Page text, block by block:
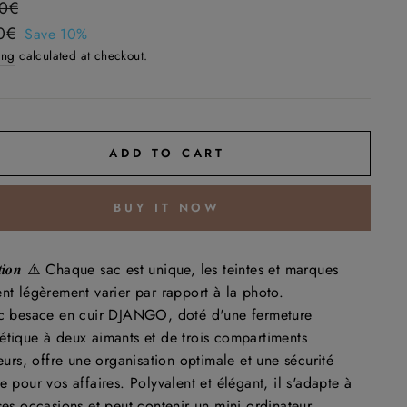
Save 10%
calculated at checkout.
ADD TO CART
BUY IT NOW
⚠️ Chaque sac est unique, les teintes et marques
légèrement varier par rapport à la photo.
besace en cuir DJANGO, doté d'une fermeture
à deux aimants et de trois compartiments
offre une organisation optimale et une sécurité
pour vos affaires. Polyvalent et élégant, il s'adapte à